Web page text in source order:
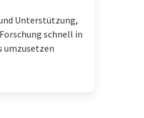
Unterstützung,
schnell in
umzusetzen